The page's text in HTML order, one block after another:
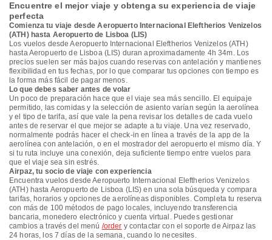
Encuentre el mejor viaje y obtenga su experiencia de viaje
perfecta
Comienza tu viaje desde Aeropuerto Internacional Eleftherios Venizelos
(ATH) hasta Aeropuerto de Lisboa (LIS)
Los vuelos desde Aeropuerto Internacional Eleftherios Venizelos (ATH)
hasta Aeropuerto de Lisboa (LIS) duran aproximadamente 4h 34m. Los
precios suelen ser más bajos cuando reservas con antelación y mantienes
flexibilidad en tus fechas, por lo que comparar tus opciones con tiempo es
la forma más fácil de pagar menos.
Lo que debes saber antes de volar
Un poco de preparación hace que el viaje sea más sencillo. El equipaje
permitido, las comidas y la selección de asiento varían según la aerolínea
y el tipo de tarifa, así que vale la pena revisar los detalles de cada vuelo
antes de reservar el que mejor se adapte a tu viaje. Una vez reservado,
normalmente podrás hacer el check-in en línea a través de la app de la
aerolínea con antelación, o en el mostrador del aeropuerto el mismo día. Y
si tu ruta incluye una conexión, deja suficiente tiempo entre vuelos para
que el viaje sea sin estrés.
Airpaz, tu socio de viaje con experiencia
Encuentra vuelos desde Aeropuerto Internacional Eleftherios Venizelos
(ATH) hasta Aeropuerto de Lisboa (LIS) en una sola búsqueda y compara
tarifas, horarios y opciones de aerolíneas disponibles. Completa tu reserva
con más de 100 métodos de pago locales, incluyendo transferencia
bancaria, monedero electrónico y cuenta virtual. Puedes gestionar
cambios a través del menú /order y contactar con el soporte de Airpaz las
24 horas, los 7 días de la semana, cuando lo necesites.